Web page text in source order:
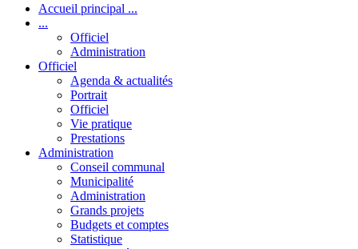
Accueil principal ...
...
Officiel
Administration
Officiel
Agenda & actualités
Portrait
Officiel
Vie pratique
Prestations
Administration
Conseil communal
Municipalité
Administration
Grands projets
Budgets et comptes
Statistique